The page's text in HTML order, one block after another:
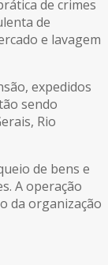
de crimes
de
e lavagem
expedidos
sendo
Rio
de bens e
A operação
da organização